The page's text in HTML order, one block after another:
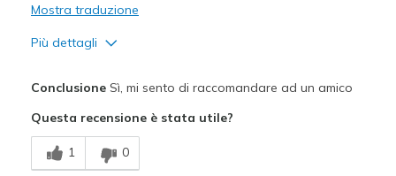
Mostra traduzione
Più dettagli
Comfortable
Stylish
ConclusioneSì, mi sento di raccomandare ad un amico
Questa recensione è stata utile?
1 0